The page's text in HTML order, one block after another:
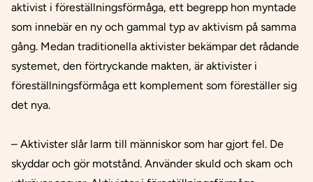
aktivist i föreställningsförmåga, ett begrepp hon myntade
som innebär en ny och gammal typ av aktivism på samma
gång. Medan traditionella aktivister bekämpar det rådande
systemet, den förtryckande makten, är aktivister i
föreställningsförmåga ett komplement som föreställer sig
det nya.
– Aktivister slår larm till människor som har gjort fel. De
skyddar och gör motstånd. Använder skuld och skam och